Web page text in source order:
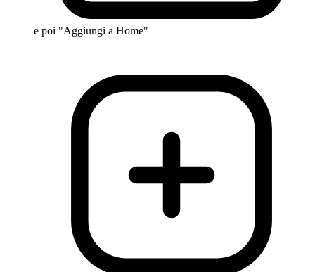
e poi "Aggiungi a Home"